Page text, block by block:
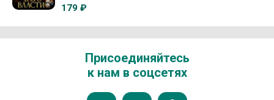
179 ₽
Присоединяйтесь
к нам в соцсетях